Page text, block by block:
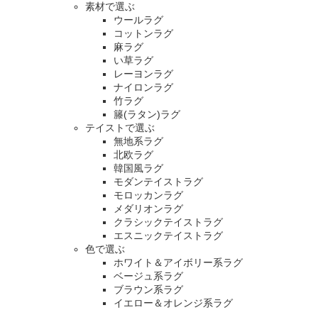
素材で選ぶ
ウールラグ
コットンラグ
麻ラグ
い草ラグ
レーヨンラグ
ナイロンラグ
竹ラグ
籐(ラタン)ラグ
テイストで選ぶ
無地系ラグ
北欧ラグ
韓国風ラグ
モダンテイストラグ
モロッカンラグ
メダリオンラグ
クラシックテイストラグ
エスニックテイストラグ
色で選ぶ
ホワイト＆アイボリー系ラグ
ベージュ系ラグ
ブラウン系ラグ
イエロー＆オレンジ系ラグ